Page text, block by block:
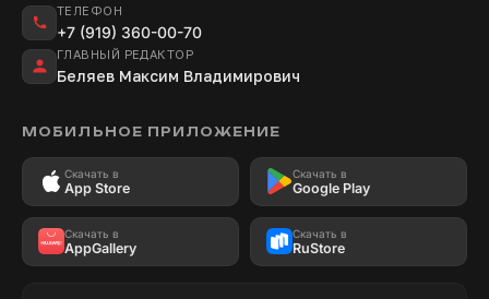
ТЕЛЕФОН
+7 (919) 360-00-70
ГЛАВНЫЙ РЕДАКТОР
Беляев Максим Владимирович
МОБИЛЬНОЕ ПРИЛОЖЕНИЕ
Скачать в
App Store
Скачать в
Google Play
Скачать в
AppGallery
Скачать в
RuStore